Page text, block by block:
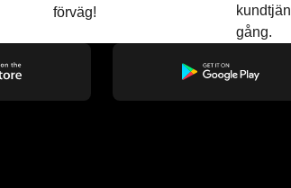
förväg!
gång.